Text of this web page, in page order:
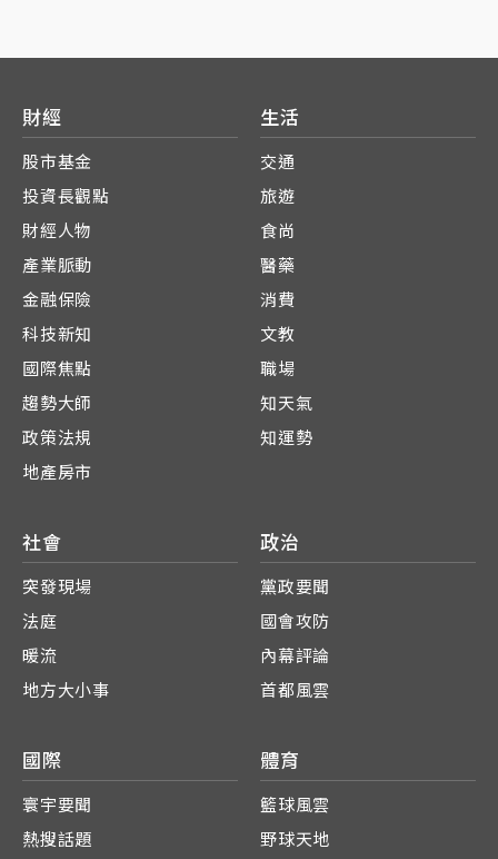
財經
股市基金
投資長觀點
財經人物
產業脈動
金融保險
科技新知
國際焦點
趨勢大師
政策法規
地產房市
生活
交通
旅遊
食尚
醫藥
消費
文教
職場
知天氣
知運勢
社會
突發現場
法庭
暖流
地方大小事
政治
黨政要聞
國會攻防
內幕評論
首都風雲
國際
寰宇要聞
熱搜話題
體育
籃球風雲
野球天地